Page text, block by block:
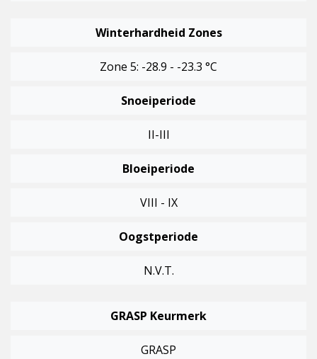
Winterhardheid Zones
Zone 5: -28.9 - -23.3 °C
Snoeiperiode
II-III
Bloeiperiode
VIII - IX
Oogstperiode
N.v.t.
GRASP Keurmerk
GRASP